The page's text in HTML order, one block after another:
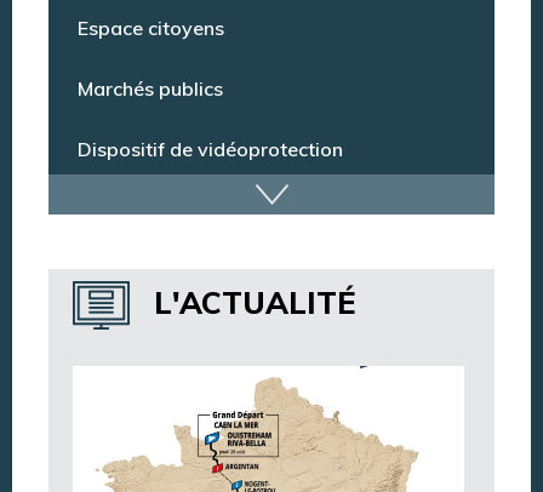
Conseil municipal
Espace citoyens
Marchés publics
Dispositif de vidéoprotection
Annuaire des services
Annuaire des associations
Argentan Aujourd’hui
L'ACTUALITÉ